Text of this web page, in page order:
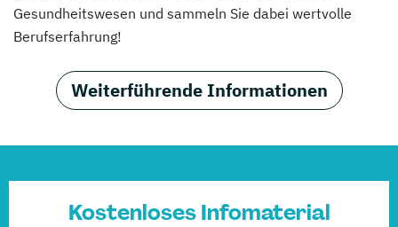
Gesundheitswesen und sammeln Sie dabei wertvolle
Berufserfahrung!
Weiterführende Informationen
Kostenloses Infomaterial